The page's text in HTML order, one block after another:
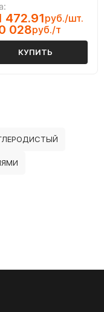
472.91руб./шт.
028руб./т
КУПИТЬ